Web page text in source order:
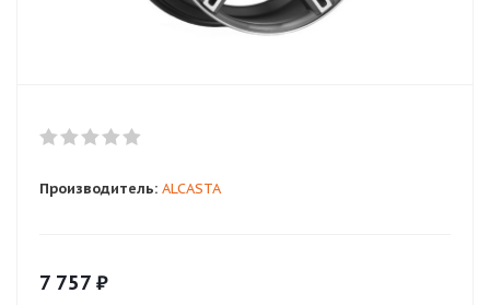
Производитель: ALCASTA
7 757 ₽